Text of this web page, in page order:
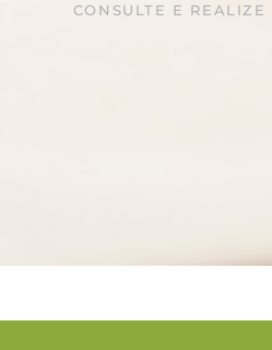
CONSULTE E